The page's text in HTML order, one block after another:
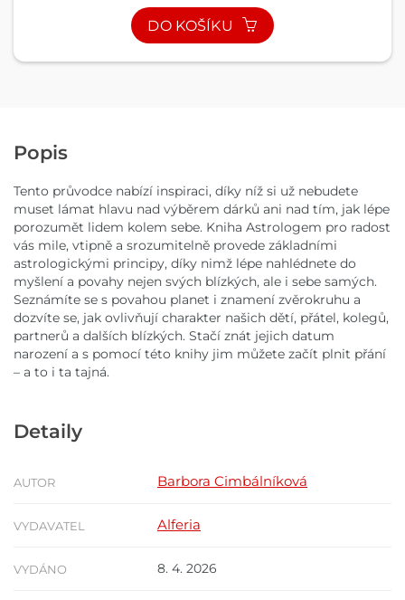
DO KOŠÍKU
Popis
Tento průvodce nabízí inspiraci, díky níž si už nebudete
muset lámat hlavu nad výběrem dárků ani nad tím, jak lépe
porozumět lidem kolem sebe. Kniha Astrologem pro radost
vás mile, vtipně a srozumitelně provede základními
astrologickými principy, díky nimž lépe nahlédnete do
myšlení a povahy nejen svých blízkých, ale i sebe samých.
Seznámíte se s povahou planet i znamení zvěrokruhu a
dozvíte se, jak ovlivňují charakter našich dětí, přátel, kolegů,
partnerů a dalších blízkých. Stačí znát jejich datum
narození a s pomocí této knihy jim můžete začít plnit přání
– a to i ta tajná.
Detaily
AUTOR Barbora Cimbálníková
VYDAVATEL Alferia
VYDÁNO 8. 4. 2026